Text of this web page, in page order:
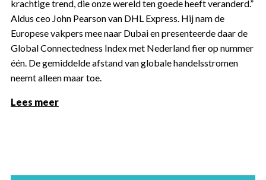
krachtige trend, die onze wereld ten goede heeft veranderd.”
Aldus ceo John Pearson van DHL Express. Hij nam de
Europese vakpers mee naar Dubai en presenteerde daar de
Global Connectedness Index met Nederland fier op nummer
één. De gemiddelde afstand van globale handelsstromen
neemt alleen maar toe.
Lees meer